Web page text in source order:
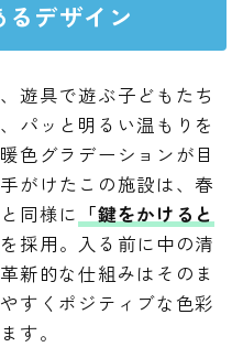
デザイン
遊具で遊ぶ子どもたち
パッと明るい温もりを
色グラデーションが目
がけたこの施設は、春
同様に 「鍵をかけると
を採用。入る前に中の清
新的な仕組みはそのま
すくポジティブな色彩
す。